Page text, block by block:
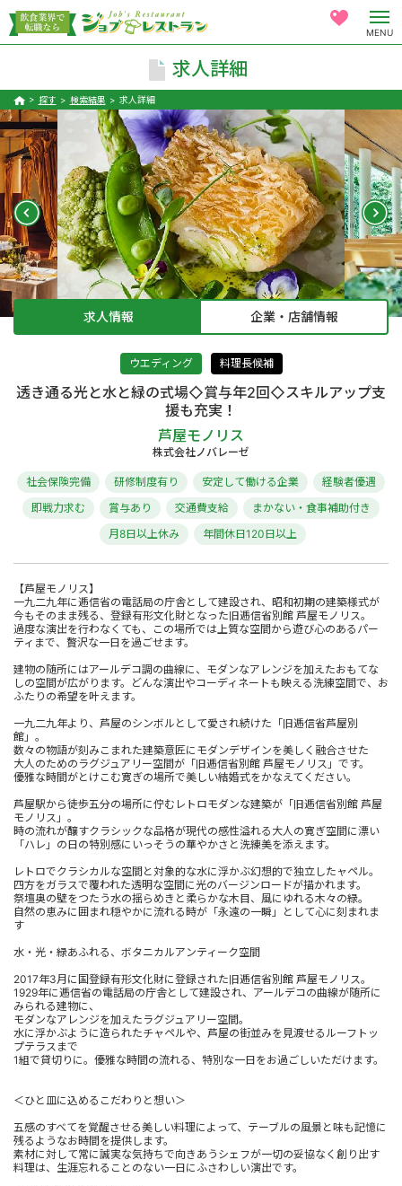
MENU
求人詳細
探す 検索結果 求人詳細
求人情報 企業・店舗情報
ウエディング 料理長候補
透き通る光と水と緑の式場◇賞与年2回◇スキルアップ支
援も充実！
芦屋モノリス
株式会社ノバレーゼ
社会保険完備 研修制度有り 安定して働ける企業
経験者優遇
即戦力求む
賞与あり 交通費支給
まかない・食事補助付き
月8日以上休み
年間休日120日以上
【芦屋モノリス】
一九二九年に逓信省の電話局の庁舎として建設され、昭和初期の建築様式が
今もそのまま残る、登録有形文化財となった旧逓信省別館 芦屋モノリス。
過度な演出を行わなくても、この場所では上質な空間から遊び心のあるパー
ティまで、贅沢な一日を過ごせます。
建物の随所にはアールデコ調の曲線に、モダンなアレンジを加えたおもてな
しの空間が広がります。どんな演出やコーディネートも映える洗練空間で、お
ふたりの希望を叶えます。
一九二九年より、芦屋のシンボルとして愛され続けた「旧逓信省芦屋別
館」。
数々の物語が刻みこまれた建築意匠にモダンデザインを美しく融合させた
大人のためのラグジュアリー空間が「旧逓信省別館 芦屋モノリス」です。
優雅な時間がとけこむ寛ぎの場所で美しい結婚式をかなえてください。
芦屋駅から徒歩五分の場所に佇むレトロモダンな建築が「旧逓信省別館 芦屋
モノリス」。
時の流れが醸すクラシックな品格が現代の感性溢れる大人の寛ぎ空間に漂い
「ハレ」の日の特別感にいっそうの華やかさと洗練美を添えます。
レトロでクラシカルな空間と対象的な水に浮かぶ幻想的で独立したャペル。
四方をガラスで覆われた透明な空間に光のバージンロードが描かれます。
祭壇奥の壁をつたう水の揺らめきと柔らかな木目、風にゆれる木々の緑。
自然の恵みに囲まれ穏やかに流れる時が「永遠の一瞬」として心に刻まれま
す
水・光・緑あふれる、ボタニカルアンティーク空間
2017年3月に国登録有形文化財に登録された旧逓信省別館 芦屋モノリス。
1929年に逓信省の電話局の庁舎として建設され、アールデコの曲線が随所に
みられる建物に、
モダンなアレンジを加えたラグジュアリー空間。
水に浮かぶように造られたチャペルや、芦屋の街並みを見渡せるルーフトッ
プテラスまで
1組で貸切りに。優雅な時間の流れる、特別な一日をお過ごしいただけます。
＜ひと皿に込めるこだわりと想い＞
五感のすべてを覚醒させる美しい料理によって、テーブルの風景と味も記憶に
残るようなお時間を提供します。
素材に対して常に誠実な気持ちで向きあうシェフが一切の妥協なく創り出す
料理は、生涯忘れることのない一日にふさわしい演出です。